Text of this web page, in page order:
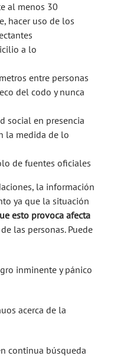
al menos 30
hacer uso de los
a lo
entre personas
del codo y nunca
social en presencia
la medida de lo
de fuentes oficiales
la información
ya que la situación
esto provoca afecta
de las personas. Puede
inminente y pánico
acerca de la
continua búsqueda